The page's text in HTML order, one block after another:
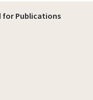
for Publications